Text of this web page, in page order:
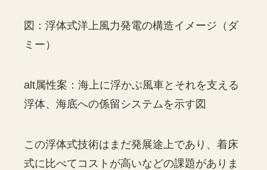
図：浮体式洋上風力発電の構造イメージ（ダ
ミー）
alt属性案：海上に浮かぶ風車とそれを支える
浮体、海底への係留システムを示す図
この浮体式技術はまだ発展途上であり、着床
式に比べてコストが高いなどの課題がありま